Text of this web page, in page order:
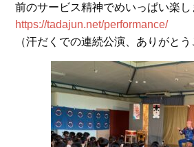
前のサービス精神でめいっぱい楽し
https://tadajun.net/performance/
（汗だくでの連続公演、ありがとう